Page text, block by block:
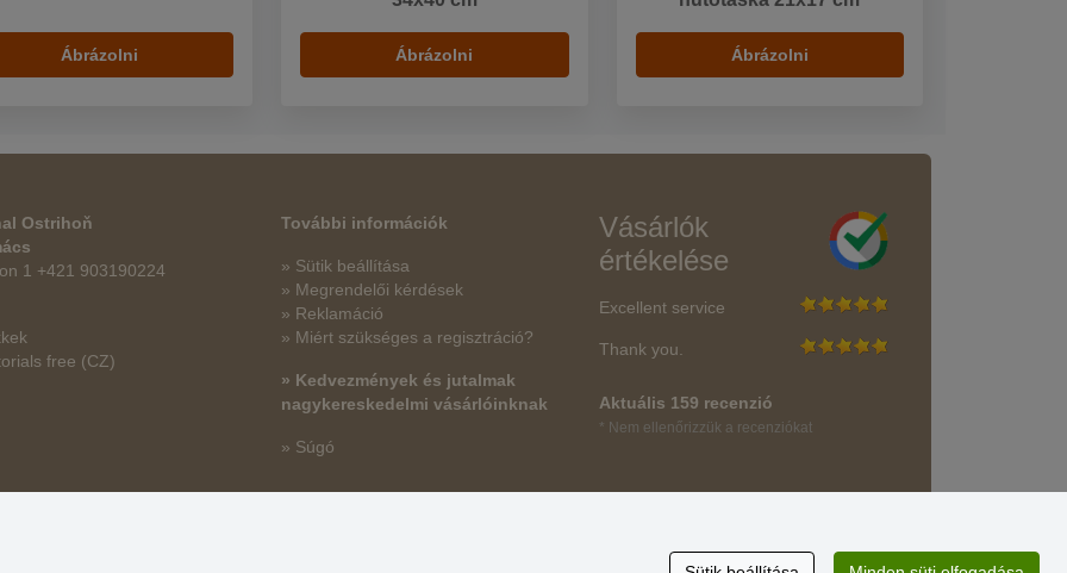
Ábrázolni Ábrázolni Ábrázolni
Ostrihoň
1 +421 903190224
free (CZ)
További információk
» Sütik beállítása
» Megrendelői kérdések
» Reklamáció
» Miért szükséges a regisztráció?
» Kedvezmények és jutalmak
nagykereskedelmi vásárlóinknak
» Súgó
Vásárlók
értékelése
Excellent service
Thank you.
Aktuális 159 recenzió
* Nem ellenőrizzük a recenziókat